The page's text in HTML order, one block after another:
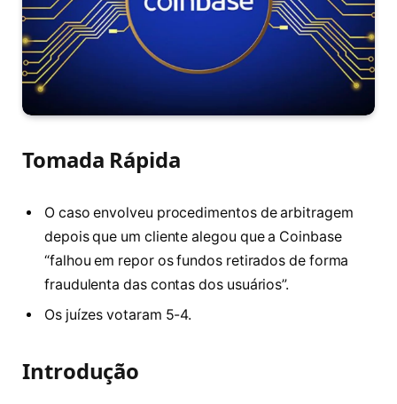
Tomada Rápida
O caso envolveu procedimentos de arbitragem
depois que um cliente alegou que a Coinbase
“falhou em repor os fundos retirados de forma
fraudulenta das contas dos usuários”.
Os juízes votaram 5-4.
Introdução